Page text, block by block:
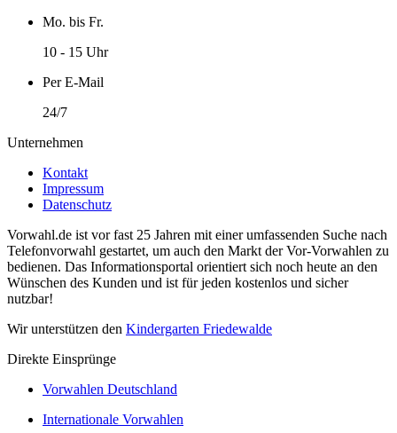
Mo. bis Fr.
10 - 15 Uhr
Per E-Mail
24/7
Unternehmen
Kontakt
Impressum
Datenschutz
Vorwahl.de ist vor fast 25 Jahren mit einer umfassenden Suche nach
Telefonvorwahl gestartet, um auch den Markt der Vor-Vorwahlen zu
bedienen. Das Informationsportal orientiert sich noch heute an den
Wünschen des Kunden und ist für jeden kostenlos und sicher
nutzbar!
Wir unterstützen den Kindergarten Friedewalde
Direkte Einsprünge
Vorwahlen Deutschland
Internationale Vorwahlen